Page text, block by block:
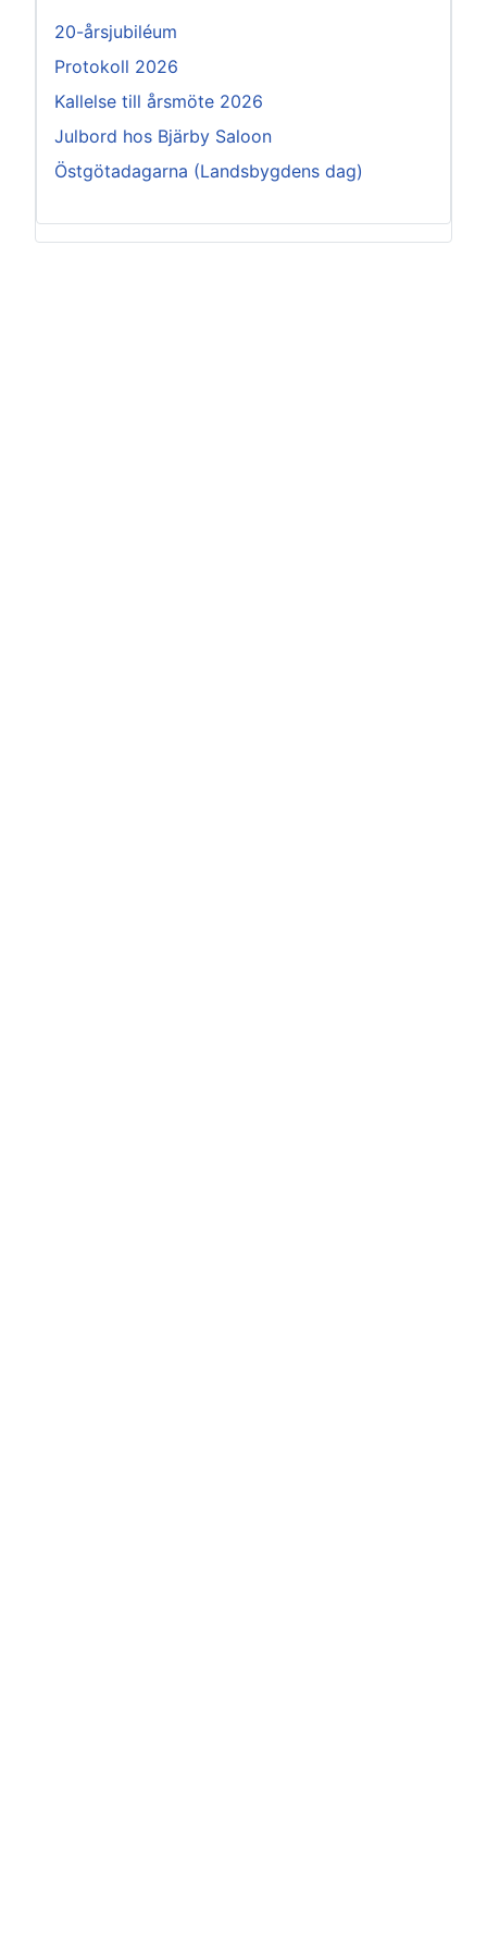
20-årsjubiléum
Protokoll 2026
Kallelse till årsmöte 2026
Julbord hos Bjärby Saloon
Östgötadagarna (Landsbygdens dag)